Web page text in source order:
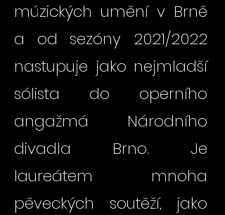
múzických umění v Brně
a od sezóny 2021/2022
nastupuje jako nejmladší
sólista do operního
angažmá Národního
divadla Brno. Je
laureátem mnoha
pěveckých soutěží, jako